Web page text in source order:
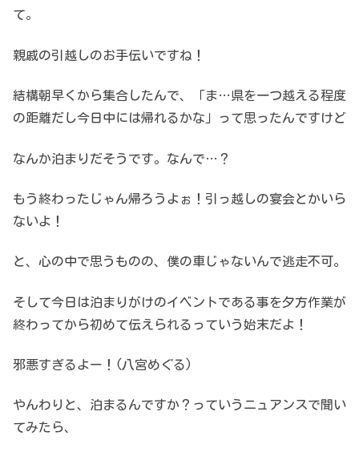
て。
親戚の引越しのお手伝いですね！
結構朝早くから集合したんで、「ま…県を一つ越える程度
の距離だし今日中には帰れるかな」って思ったんですけど
なんか泊まりだそうです。なんで…？
もう終わったじゃん帰ろうよぉ！引っ越しの宴会とかいら
ないよ！
と、心の中で思うものの、僕の車じゃないんで逃走不可。
そして今日は泊まりがけのイベントである事を夕方作業が
終わってから初めて伝えられるっていう始末だよ！
邪悪すぎるよー！(八宮めぐる)
やんわりと、泊まるんですか？っていうニュアンスで聞い
てみたら、